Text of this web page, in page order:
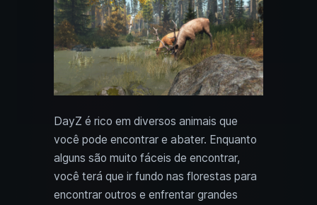
DayZ é rico em diversos animais que
você pode encontrar e abater. Enquanto
alguns são muito fáceis de encontrar,
você terá que ir fundo nas florestas para
encontrar outros e enfrentar grandes